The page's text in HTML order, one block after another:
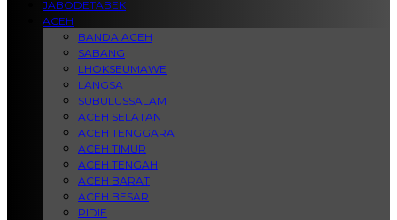
JABODETABEK
ACEH
BANDA ACEH
SABANG
LHOKSEUMAWE
LANGSA
SUBULUSSALAM
ACEH SELATAN
ACEH TENGGARA
ACEH TIMUR
ACEH TENGAH
ACEH BARAT
ACEH BESAR
PIDIE